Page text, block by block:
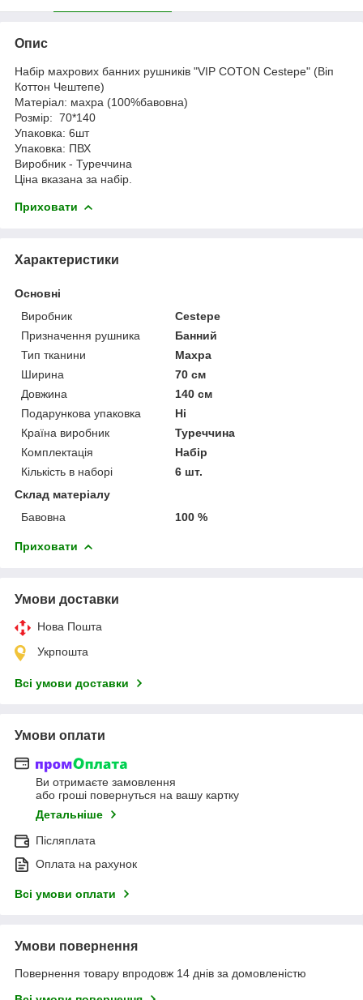
Опис
Набір махрових банних рушників "VIP COTON Cestepe" (Віп
Коттон Чештепе)
Матеріал: махра (100%бавовна)
Розмір: 70*140
Упаковка: 6шт
Упаковка: ПВХ
Виробник - Туреччина
Ціна вказана за набір.
Приховати
Характеристики
Основні
Виробник
Cestepe
Призначення рушника
Банний
Тип тканини
Махра
Ширина
70 см
Довжина
140 см
Подарункова упаковка
Ні
Країна виробник
Туреччина
Комплектація
Набір
Кількість в наборі
6 шт.
Склад матеріалу
Бавовна
100 %
Приховати
Умови доставки
Нова Пошта
Укрпошта
Всі умови доставки
Умови оплати
Ви отримаєте замовлення
або гроші повернуться на вашу картку
Детальніше
Післяплата
Оплата на рахунок
Всі умови оплати
Умови повернення
Повернення товару впродовж 14 днів за домовленістю